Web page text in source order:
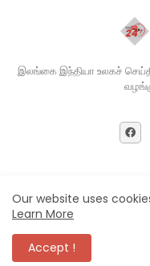
இலங்கை இந்தியா உலகச்
Home
Our website uses
Learn More
Accept !